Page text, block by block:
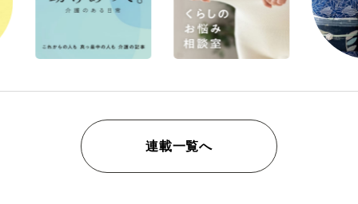
連載一覧へ